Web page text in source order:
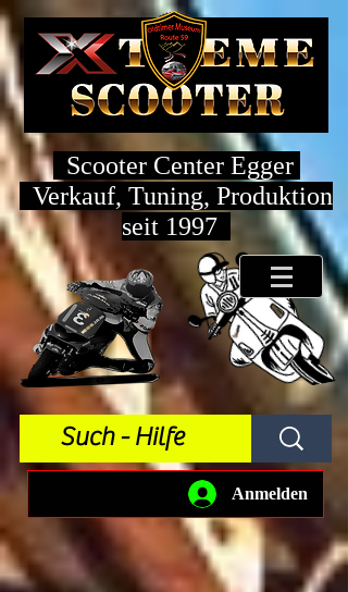
Scooter Center Egger
Verkauf, Tuning, Produktion
seit 1997
Anmelden